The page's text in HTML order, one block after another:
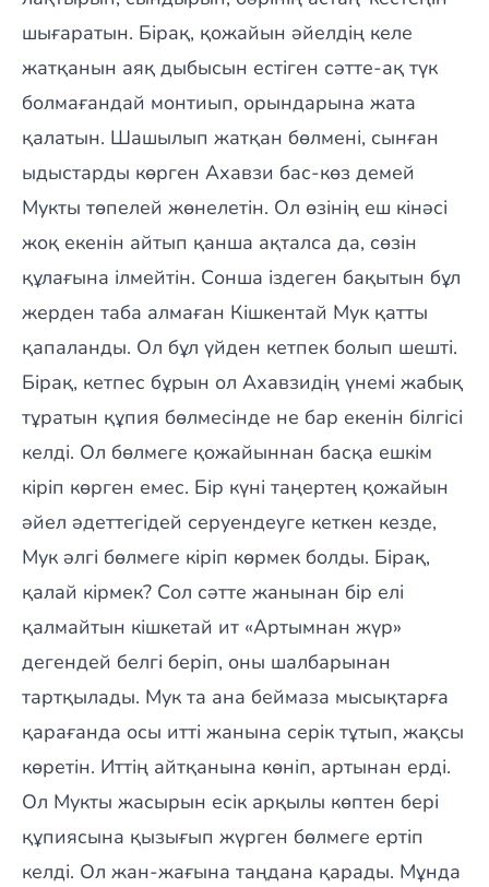
шығаратын. Бірақ, қожайын әйелдің келе
жатқанын аяқ дыбысын естіген сәтте-ақ түк
болмағандай монтиып, орындарына жата
қалатын. Шашылып жатқан бөлмені, сынған
ыдыстарды көрген Ахавзи бас-көз демей
Мукты төпелей жөнелетін. Ол өзінің еш кінәсі
жоқ екенін айтып қанша ақталса да, сөзін
құлағына ілмейтін. Сонша іздеген бақытын бұл
жерден таба алмаған Кішкентай Мук қатты
қапаланды. Ол бұл үйден кетпек болып шешті.
Бірақ, кетпес бұрын ол Ахавзидің үнемі жабық
тұратын құпия бөлмесінде не бар екенін білгісі
келді. Ол бөлмеге қожайыннан басқа ешкім
кіріп көрген емес. Бір күні таңертең қожайын
әйел әдеттегідей серуендеуге кеткен кезде,
Мук әлгі бөлмеге кіріп көрмек болды. Бірақ,
қалай кірмек? Сол сәтте жанынан бір елі
қалмайтын кішкетай ит «Артымнан жүр»
дегендей белгі беріп, оны шалбарынан
тартқылады. Мук та ана беймаза мысықтарға
қарағанда осы итті жанына серік тұтып, жақсы
көретін. Иттің айтқанына көніп, артынан ерді.
Ол Мукты жасырын есік арқылы көптен бері
құпиясына қызығып жүрген бөлмеге ертіп
келді. Ол жан-жағына таңдана қарады. Мұнда